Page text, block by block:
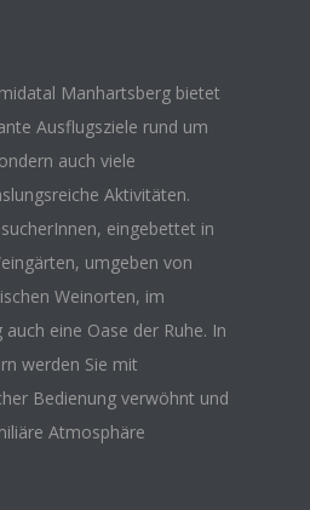
Manhartsberg bietet
Ausflugsziele rund um
auch viele
Aktivitäten.
eingebettet in
umgeben von
Weinorten, im
eine Oase der Ruhe. In
werden Sie mit
Bedienung verwöhnt und
Atmosphäre